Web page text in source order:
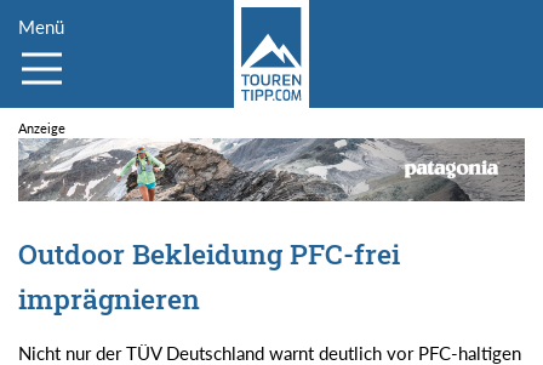
Menü
Outdoor Bekleidung PFC-frei
imprägnieren
Nicht nur der TÜV Deutschland warnt deutlich vor PFC-haltigen